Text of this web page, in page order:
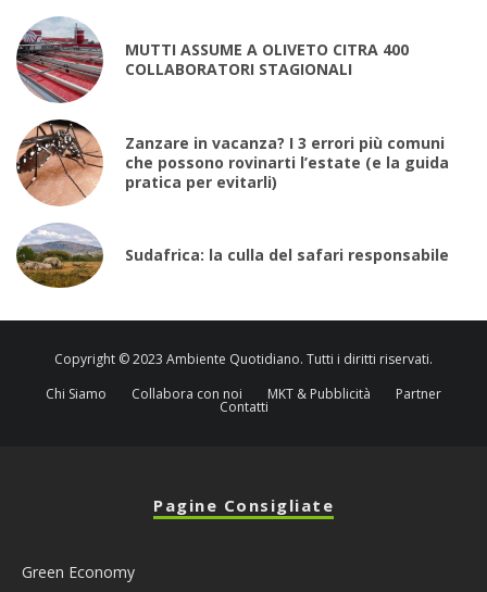
MUTTI ASSUME A OLIVETO CITRA 400
COLLABORATORI STAGIONALI
Zanzare in vacanza? I 3 errori più comuni
che possono rovinarti l’estate (e la guida
pratica per evitarli)
Sudafrica: la culla del safari responsabile
Copyright © 2023 Ambiente Quotidiano. Tutti i diritti riservati.
Chi Siamo
Collabora con noi MKT & Pubblicità Partner
Contatti
Pagine Consigliate
Green Economy